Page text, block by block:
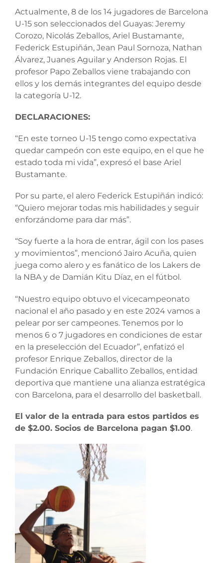
Actualmente, 8 de los 14 jugadores de Barcelona
U-15 son seleccionados del Guayas: Jeremy
Corozo, Nicolás Zeballos, Ariel Bustamante,
Federick Estupiñán, Jean Paul Sornoza, Nathan
Álvarez, Juanes Aguilar y Anderson Rojas. El
profesor Papo Zeballos viene trabajando con
ellos y los demás integrantes del equipo desde
la categoría U-12.
DECLARACIONES:
“En este torneo U-15 tengo como expectativa
quedar campeón con este equipo, en el que he
estado toda mi vida”, expresó el base Ariel
Bustamante.
Por su parte, el alero Federick Estupiñán indicó:
“Quiero mejorar todas mis habilidades y seguir
enforzándome para dar más”.
“Soy fuerte a la hora de entrar, ágil con los pases
y movimientos”, mencionó Jairo Acuña, quien
juega como alero y es fanático de los Lakers de
la NBA y de Damián Kitu Díaz, en el fútbol.
“Nuestro equipo obtuvo el vicecampeonato
nacional el año pasado y en este 2024 vamos a
pelear por ser campeones. Tenemos por lo
menos 6 o 7 jugadores en condiciones de estar
en la preselección del Ecuador”, enfatizó el
profesor Enrique Zeballos, director de la
Fundación Enrique Caballito Zeballos, entidad
deportiva que mantiene una alianza estratégica
con Barcelona, para el desarrollo del basketball.
El valor de la entrada para estos partidos es
de $2.00. Socios de Barcelona pagan $1.00.